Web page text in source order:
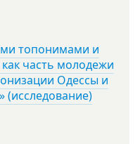
топонимами и
часть молодежи
Одессы и
(исследование)